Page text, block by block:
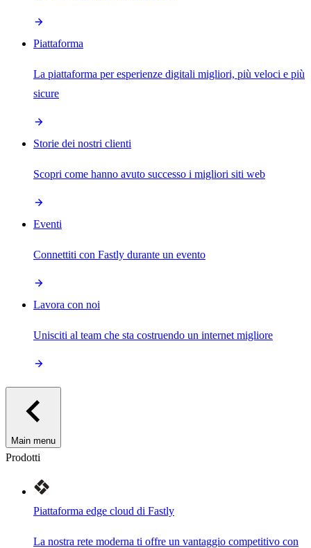
Piattaforma
La piattaforma per esperienze digitali migliori, più veloci e più
sicure
Storie dei nostri clienti
Scopri come hanno avuto successo i migliori siti web
Eventi
Connettiti con Fastly durante un evento
Lavora con noi
Unisciti al team che sta costruendo un internet migliore
Main menu
Prodotti
Piattaforma edge cloud di Fastly
La nostra rete moderna ti offre un vantaggio competitivo con